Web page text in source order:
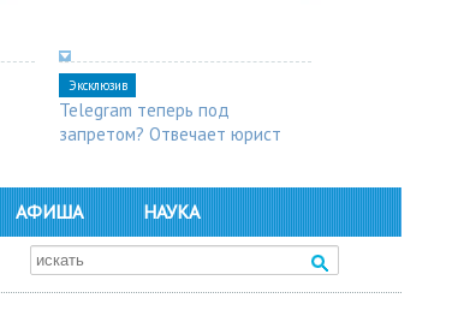
Эксклюзив
Telegram теперь под
запретом? Отвечает юрист
АФИША НАУКА